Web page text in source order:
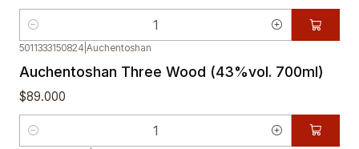
Cantidad
5011333150824 Auchentoshan
Auchentoshan Three Wood (43%vol. 700ml)
$89.000
Cantidad